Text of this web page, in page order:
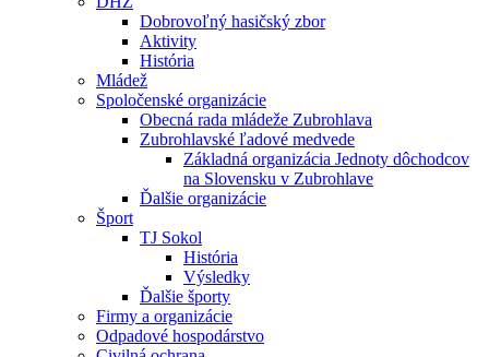
Dobrovoľný hasičský zbor
Aktivity
História
Mládež
Spoločenské organizácie
Obecná rada mládeže Zubrohlava
Zubrohlavské ľadové medvede
Základná organizácia Jednoty dôchodcov
na Slovensku v Zubrohlave
Ďalšie organizácie
Šport
TJ Sokol
História
Výsledky
Ďalšie športy
Firmy a organizácie
Odpadové hospodárstvo